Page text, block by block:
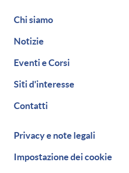
Navigazione secondaria
Chi siamo
Notizie
Eventi e Corsi
Siti d'interesse
Contatti
Piè di pagina
Privacy e note legali
Impostazione dei cookie